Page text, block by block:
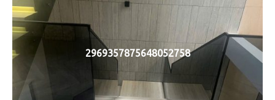
2969357875648052758